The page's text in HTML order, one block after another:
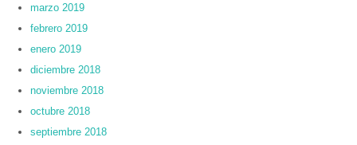
marzo 2019
febrero 2019
enero 2019
diciembre 2018
noviembre 2018
octubre 2018
septiembre 2018